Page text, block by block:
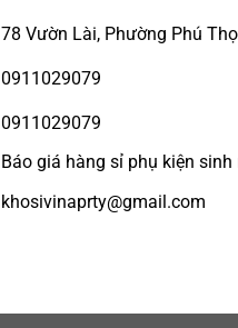
78 Vườn Lài, Phường Phú
0911029079
0911029079
Báo giá hàng sỉ phụ kiện sinh
khosivinaprty@gmail.com